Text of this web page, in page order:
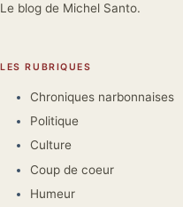
Le blog de Michel Santo.
LES RUBRIQUES
Chroniques narbonnaises
Politique
Culture
Coup de coeur
Humeur